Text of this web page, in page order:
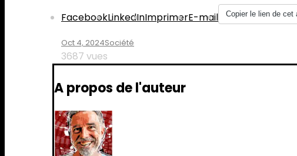
FacebookLinkedInImprimerE-mail Copier le lien de cet
Oct 4, 2024Société
3687 vues
A propos de l'auteur